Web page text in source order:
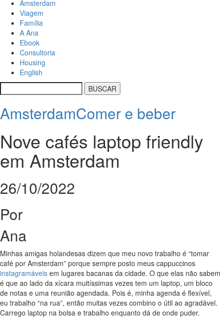
Amsterdam
Viagem
Família
A Ana
Ebook
Consultoria
Housing
English
AmsterdamComer e beber
Nove cafés laptop friendly
em Amsterdam
26/10/2022
Por
Ana
Minhas amigas holandesas dizem que meu novo trabalho é “tomar
café por Amsterdam” porque sempre posto meus cappuccinos
instagramáveis em lugares bacanas da cidade. O que elas não sabem
é que ao lado da xícara muitíssimas vezes tem um laptop, um bloco
de notas e uma reunião agendada. Pois é, minha agenda é flexível,
eu trabalho “na rua”, então muitas vezes combino o útil ao agradável.
Carrego laptop na bolsa e trabalho enquanto dá de onde puder.